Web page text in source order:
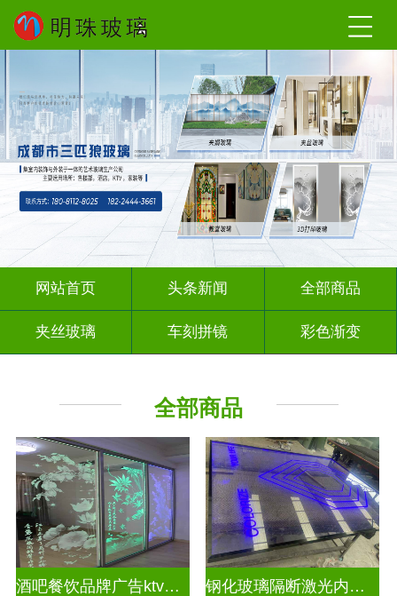
网站首页 头条新闻 全部商品
夹丝玻璃 车刻拼镜 彩色渐变
深 渊 镜
全部商品
酒吧餐饮品牌广告ktv激光内雕发光艺术玻璃 钢化玻璃隔断激光内雕护栏玻璃